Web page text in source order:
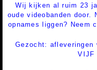
Wij kijken al ruim 23
oude videobanden door.
opnames liggen? Neem
Gezocht: afleveringen
VIJF